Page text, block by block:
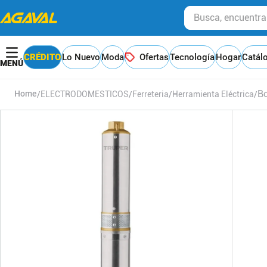
Busca, encuentra y
CRÉDITOLo NuevoModa OfertasTecnologíaHogar
ELECTRODOMESTICOS Ferreteria Herramienta Eléctrica